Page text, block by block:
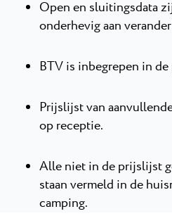
Open en sluitingsdata
onderhevig aan
BTV is inbegrepen in
Prijslijst van
op receptie.
Alle niet in de prijslijst
staan vermeld in de
camping.